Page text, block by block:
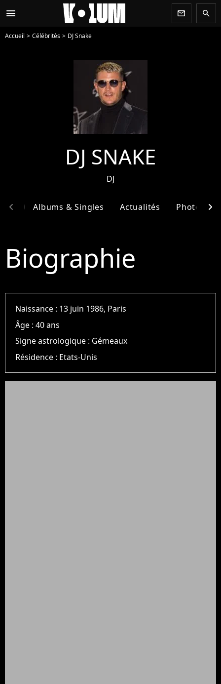
menu newsletter search
Accueil Célébrités DJ Snake
DJ SNAKE
DJ
Albums & Singles Actualités Photos
chevron_left chevron_right
Biographie
Naissance : 13 juin 1986, Paris
Âge :40 ans
Signe astrologique : Gémeaux
Résidence : Etats-Unis